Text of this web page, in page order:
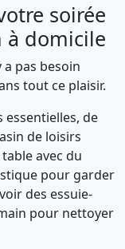
soirée
à domicile
pas besoin
tout ce plaisir.
essentielles, de
de loisirs
avec du
pour garder
des essuie-
pour nettoyer